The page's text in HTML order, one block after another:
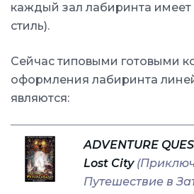
каждый зал лабиринта имеет
стиль).
Сейчас типовыми готовыми
оформления лабиринта
являются:
ADVENTURE
Lost City
Путешествие в